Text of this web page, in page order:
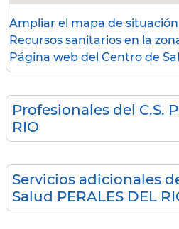
Ampliar el mapa de situación
Recursos sanitarios en la
Página web del Centro de
Profesionales del C.S.
RIO
Servicios adicionales
Salud PERALES DEL